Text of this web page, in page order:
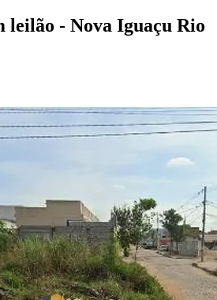
leilão - Nova Iguaçu Rio